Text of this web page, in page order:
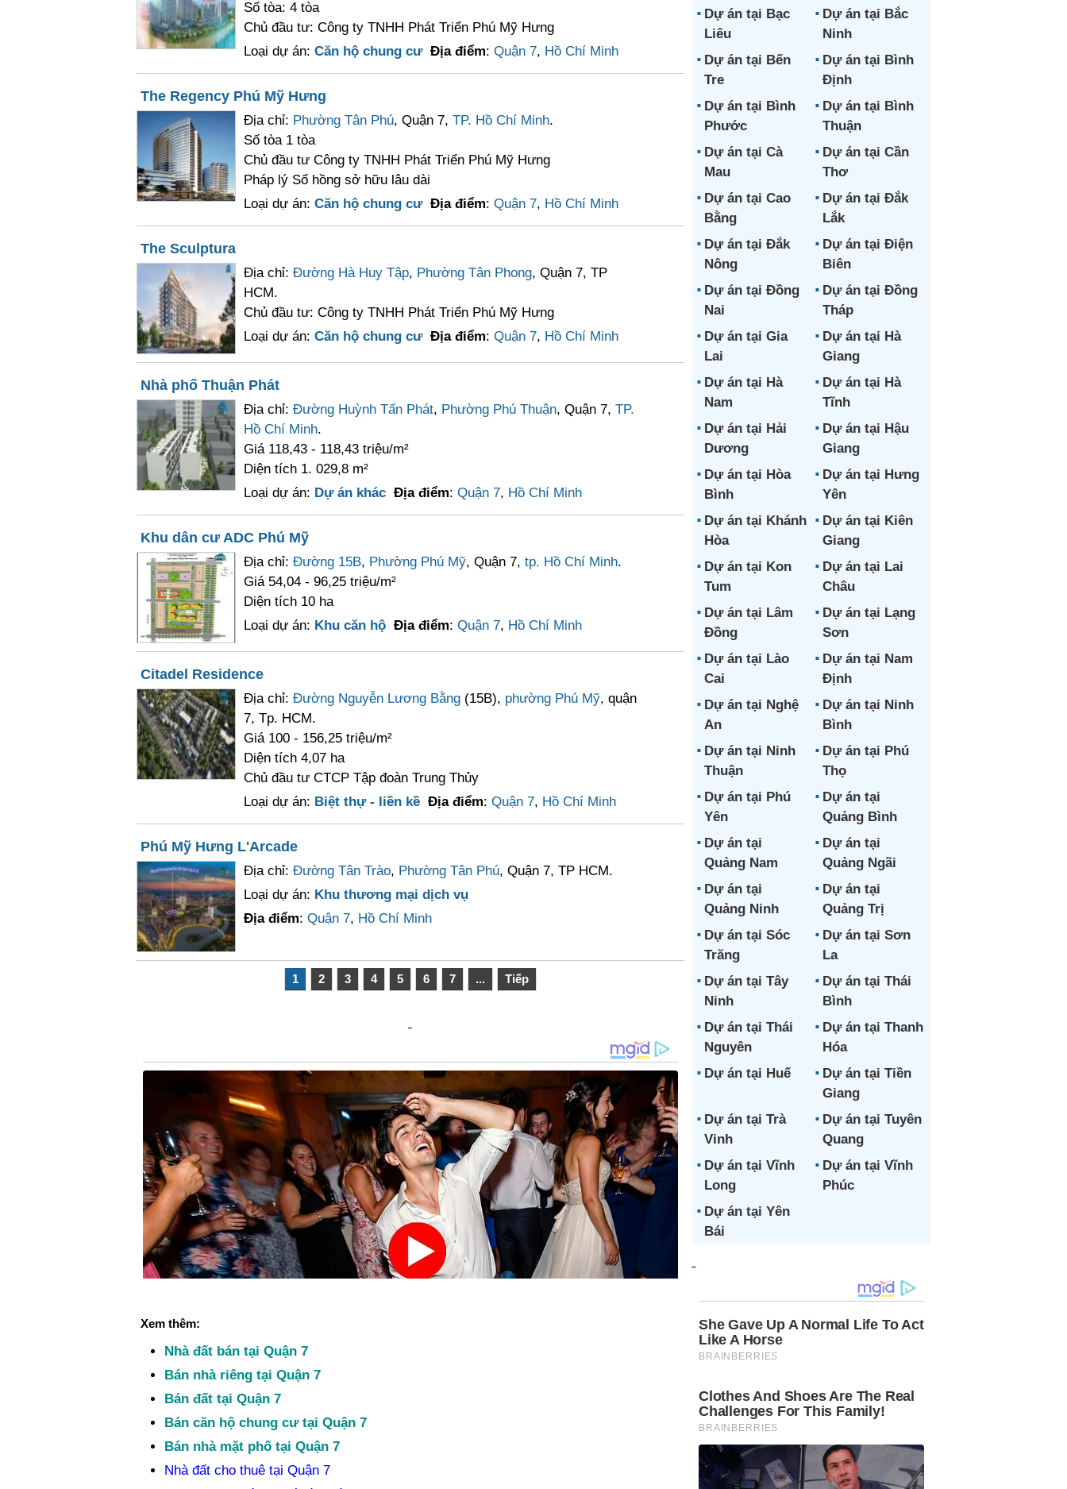
Số tòa: 4 tòa
Chủ đầu tư: Công ty TNHH Phát Triển Phú Mỹ Hưng
Loại dự án: Căn hộ chung cư Địa điểm: Quận 7, Hồ Chí Minh
The Regency Phú Mỹ Hưng
Địa chỉ: Phường Tân Phú, Quận 7, TP. Hồ Chí Minh.
Số tòa 1 tòa
Chủ đầu tư Công ty TNHH Phát Triển Phú Mỹ Hưng
Pháp lý Sổ hồng sở hữu lâu dài
Loại dự án: Căn hộ chung cư Địa điểm: Quận 7, Hồ Chí Minh
The Sculptura
Địa chỉ: Đường Hà Huy Tập, Phường Tân Phong, Quận 7, TP
HCM.
Chủ đầu tư: Công ty TNHH Phát Triển Phú Mỹ Hưng
Loại dự án: Căn hộ chung cư Địa điểm: Quận 7, Hồ Chí Minh
Nhà phố Thuận Phát
Địa chỉ: Đường Huỳnh Tấn Phát, Phường Phú Thuận, Quận 7, TP.
Hồ Chí Minh.
Giá 118,43 - 118,43 triệu/m²
Diện tích 1. 029,8 m²
Loại dự án: Dự án khác Địa điểm: Quận 7, Hồ Chí Minh
Khu dân cư ADC Phú Mỹ
Địa chỉ: Đường 15B, Phường Phú Mỹ, Quận 7, tp. Hồ Chí Minh.
Giá 54,04 - 96,25 triệu/m²
Diện tích 10 ha
Loại dự án: Khu căn hộ Địa điểm: Quận 7, Hồ Chí Minh
Citadel Residence
Địa chỉ: Đường Nguyễn Lương Bằng(15B), phường Phú Mỹ, quận
7, Tp. HCM.
Giá 100 - 156,25 triệu/m²
Diện tích 4,07 ha
Chủ đầu tư CTCP Tập đoàn Trung Thủy
Loại dự án: Biệt thự - liền kề Địa điểm: Quận 7, Hồ Chí Minh
Phú Mỹ Hưng L'Arcade
Địa chỉ: Đường Tân Trào, Phường Tân Phú, Quận 7, TP HCM.
Loại dự án: Khu thương mại dịch vụ
Địa điểm: Quận 7, Hồ Chí Minh
1 2 3 4 5 6 7 ... Tiếp
Xem thêm:
Nhà đất bán tại Quận 7
Bán nhà riêng tại Quận 7
Bán đất tại Quận 7
Bán căn hộ chung cư tại Quận 7
Bán nhà mặt phố tại Quận 7
Nhà đất cho thuê tại Quận 7
Dự án tại Bạc
Liêu
Dự án tại Bắc
Ninh
Dự án tại Bến
Tre
Dự án tại Bình
Định
Dự án tại Bình
Phước
Dự án tại Bình
Thuận
Dự án tại Cà
Mau
Dự án tại Cần
Thơ
Dự án tại Cao
Bằng
Dự án tại Đắk
Lắk
Dự án tại Đắk
Nông
Dự án tại Điện
Biên
Dự án tại Đồng
Nai
Dự án tại Đồng
Tháp
Dự án tại Gia
Lai
Dự án tại Hà
Giang
Dự án tại Hà
Nam
Dự án tại Hà
Tĩnh
Dự án tại Hải
Dương
Dự án tại Hậu
Giang
Dự án tại Hòa
Bình
Dự án tại Hưng
Yên
Dự án tại Khánh
Hòa
Dự án tại Kiên
Giang
Dự án tại Kon
Tum
Dự án tại Lai
Châu
Dự án tại Lâm
Đồng
Dự án tại Lạng
Sơn
Dự án tại Lào
Cai
Dự án tại Nam
Định
Dự án tại Nghệ
An
Dự án tại Ninh
Bình
Dự án tại Ninh
Thuận
Dự án tại Phú
Thọ
Dự án tại Phú
Yên
Dự án tại
Quảng Bình
Dự án tại
Quảng Nam
Dự án tại
Quảng Ngãi
Dự án tại
Quảng Ninh
Dự án tại
Quảng Trị
Dự án tại Sóc
Trăng
Dự án tại Sơn
La
Dự án tại Tây
Ninh
Dự án tại Thái
Bình
Dự án tại Thái
Nguyên
Dự án tại Thanh
Hóa
Dự án tại Huế
Dự án tại Tiền
Giang
Dự án tại Trà
Vinh
Dự án tại Tuyên
Quang
Dự án tại Vĩnh
Long
Dự án tại Vĩnh
Phúc
Dự án tại Yên
Bái